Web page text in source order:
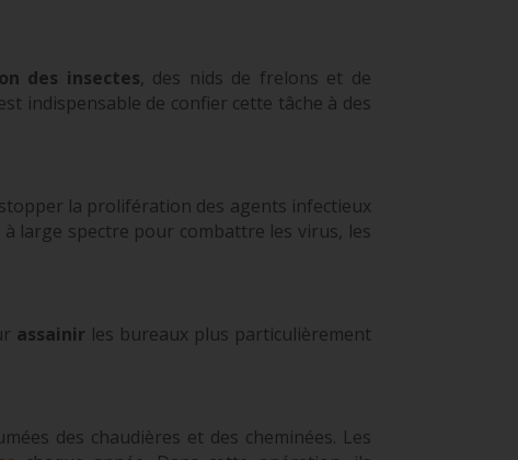
des insectes, des nids de frelons et de
indispensable de confier cette tâche à des
la prolifération des agents infectieux
large spectre pour combattre les virus, les
assainir les bureaux plus particulièrement
des chaudières et des cheminées. Les